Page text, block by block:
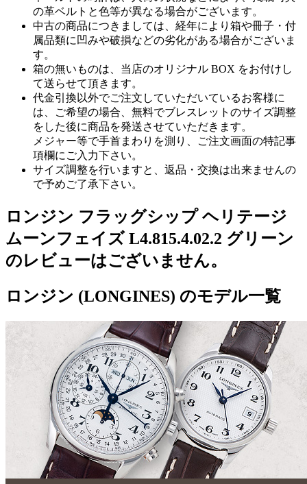
の革ベルトと色等が異なる場合がございます。
中古の商品につきましては、経年により箱や冊子・付
属品類に凹みや破損などの劣化がある場合がございま
す。
箱の無いものは、当店のオリジナル BOX をお付けし
て送らせて頂きます。
代金引換以外でご注文していただいているお客様に
は、ご希望の場合、無料でブレスレットのサイズ調整
をした後に商品を発送させていただきます。
メジャー等で手首まわりを測り、ご注文画面の特記事
項欄にご入力下さい。
サイズ調整を行いますと、返品・交換は出来ませんの
で予めご了承下さい。
ロンジン フラッグシップ ヘリテージ
ムーンフェイズ L4.815.4.02.2 グリーン
のレビューはございません。
ロンジン (LONGINES) のモデル一覧